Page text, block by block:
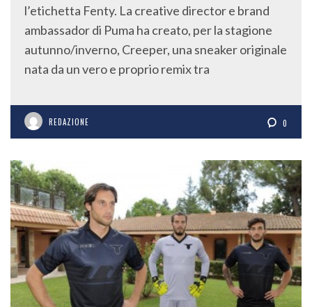
l’etichetta Fenty. La creative director e brand
ambassador di Puma ha creato, per la stagione
autunno/inverno, Creeper, una sneaker originale
nata da un vero e proprio remix tra
REDAZIONE 0